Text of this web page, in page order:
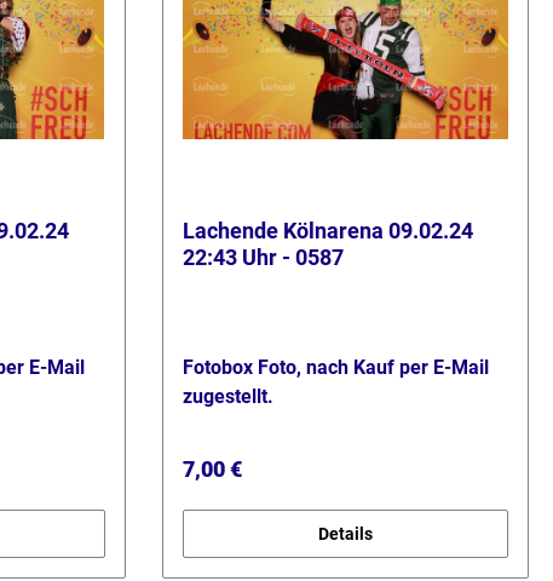
E-Mail
Lachende Kölnarena 09.02.24
22:43 Uhr - 0587
Fotobox Foto, nach Kauf per E-Mail
zugestellt.
Regulärer Preis:
7,00 €
Details